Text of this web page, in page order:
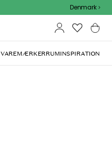
Denmark
VAREMÆRKERRUMINSPIRATION